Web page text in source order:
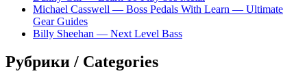
Michael Casswell — Boss Pedals With Learn — Ultimate
Gear Guides
Billy Sheehan — Next Level Bass
Рубрики / Categories